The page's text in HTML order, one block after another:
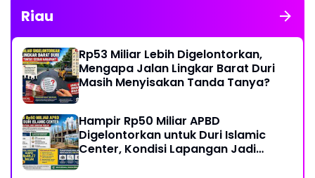
Riau
Rp53 Miliar Lebih Digelontorkan,
Mengapa Jalan Lingkar Barat Duri
Masih Menyisakan Tanda Tanya?
Hampir Rp50 Miliar APBD
Digelontorkan untuk Duri Islamic
Center, Kondisi Lapangan Jadi